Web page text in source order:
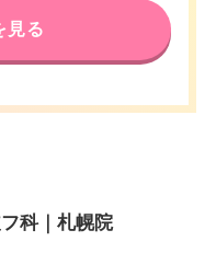
見る
科｜札幌院